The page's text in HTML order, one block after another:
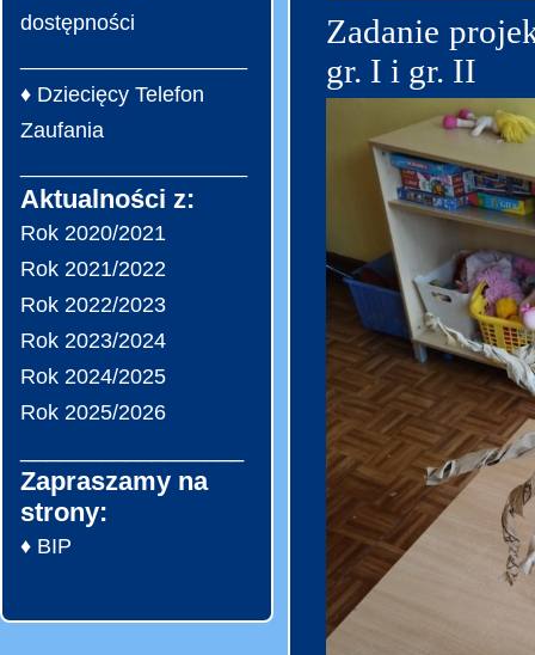
dostępności
♦ Dziecięcy Telefon
Zaufania
Aktualności z:
Rok 2020/2021
Rok 2021/2022
Rok 2022/2023
Rok 2023/2024
Rok 2024/2025
Rok 2025/2026
Zapraszamy na
strony:
♦ BIP
Zadanie
gr. I i gr. II